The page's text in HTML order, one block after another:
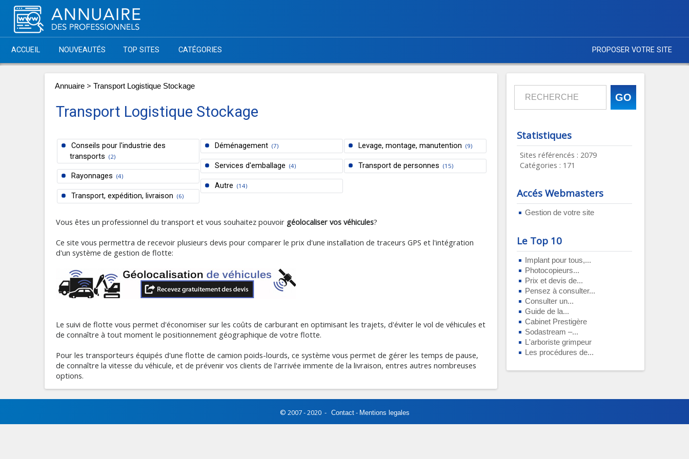
ACCUEIL NOUVEAUTÉS TOP SITES CATÉGORIES PROPOSER VOTRE SITE
Statistiques
Sites référencés : 2079
Catégories : 171
Accés Webmasters
Gestion de votre site
Le Top 10
Implant pour tous,...
Photocopieurs...
Prix et devis de...
Pensez à consulter...
Consulter un...
Guide de la...
Cabinet Prestigère
Sodastream –...
L'arboriste grimpeur
Les procédures de...
Annuaire > Transport Logistique Stockage
Transport Logistique Stockage
Conseils pour l'industrie des
transports (2)
Rayonnages (4)
Transport, expédition, livraison (6)
Déménagement (7)
Services d'emballage (4)
Autre (14)
Levage, montage, manutention (9)
Transport de personnes (15)
Vous êtes un professionnel du transport et vous souhaitez pouvoir géolocaliser vos véhicules?
Ce site vous permettra de recevoir plusieurs devis pour comparer le prix d'une installation de traceurs GPS et l'intégration
d'un système de gestion de flotte:
Le suivi de flotte vous permet d'économiser sur les coûts de carburant en optimisant les trajets, d'éviter le vol de véhicules et
de connaître à tout moment le positionnement géographique de votre flotte.
Pour les transporteurs équipés d'une flotte de camion poids-lourds, ce système vous permet de gérer les temps de pause,
de connaître la vitesse du véhicule, et de prévenir vos clients de l'arrivée immente de la livraison, entres autres nombreuses
options.
© 2007 - 2020 - Contact- Mentions legales